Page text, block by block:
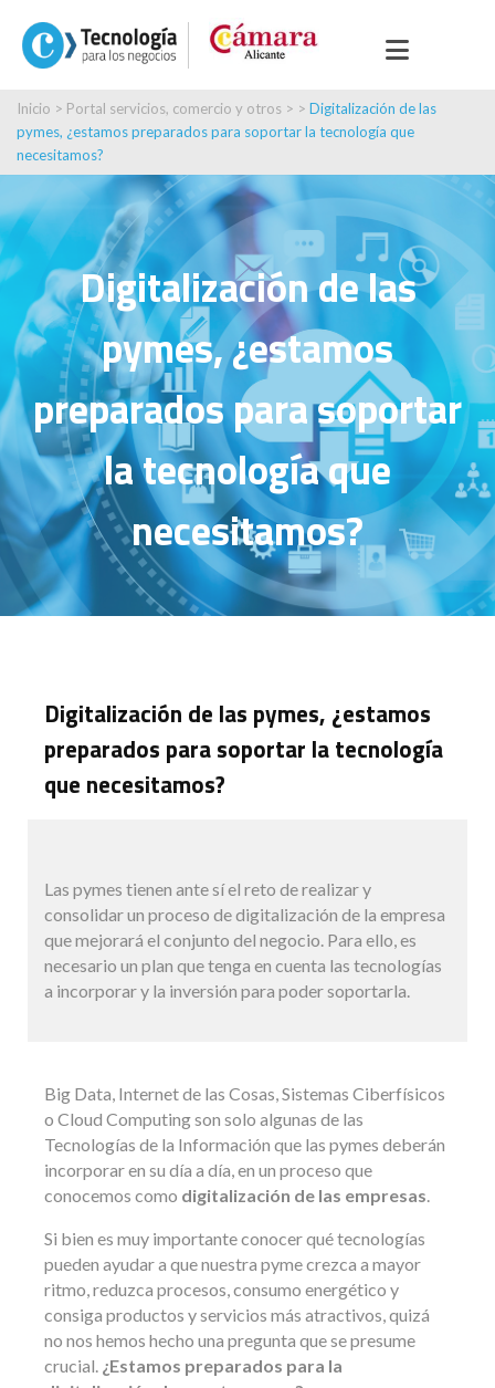
Inicio > Portal servicios, comercio y otros > > Digitalización de las
pymes, ¿estamos preparados para soportar la tecnología que
necesitamos?
Digitalización de las
pymes, ¿estamos
preparados para soportar
la tecnología que
necesitamos?
Digitalización de las pymes, ¿estamos
preparados para soportar la tecnología
que necesitamos?
Las pymes tienen ante sí el reto de realizar y
consolidar un proceso de digitalización de la empresa
que mejorará el conjunto del negocio. Para ello, es
necesario un plan que tenga en cuenta las tecnologías
a incorporar y la inversión para poder soportarla.
Big Data, Internet de las Cosas, Sistemas Ciberfísicos
o Cloud Computing son solo algunas de las
Tecnologías de la Información que las pymes deberán
incorporar en su día a día, en un proceso que
conocemos como digitalización de las empresas.
Si bien es muy importante conocer qué tecnologías
pueden ayudar a que nuestra pyme crezca a mayor
ritmo, reduzca procesos, consumo energético y
consiga productos y servicios más atractivos, quizá
no nos hemos hecho una pregunta que se presume
crucial. ¿Estamos preparados para la